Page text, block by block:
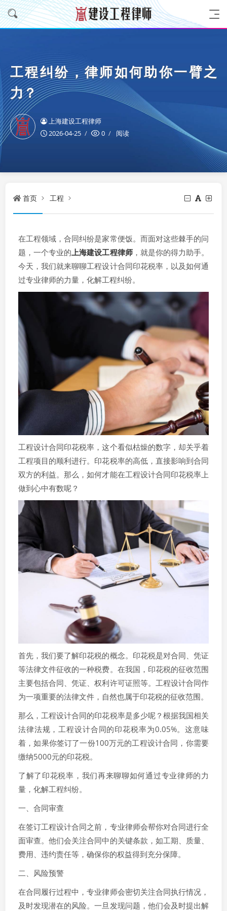
工程纠纷，律师如何助你一臂之
力？
上海建设工程律师
2026-04-25
0 阅读
首页 工程
在工程领域，合同纠纷是家常便饭。而面对这些棘手的问
题，一个专业的上海建设工程律师，就是你的得力助手。
今天，我们就来聊聊工程设计合同印花税率，以及如何通
过专业律师的力量，化解工程纠纷。
工程设计合同印花税率，这个看似枯燥的数字，却关乎着
工程项目的顺利进行。印花税率的高低，直接影响到合同
双方的利益。那么，如何才能在工程设计合同印花税率上
做到心中有数呢？
首先，我们要了解印花税的概念。印花税是对合同、凭证
等法律文件征收的一种税费。在我国，印花税的征收范围
主要包括合同、凭证、权利许可证照等。工程设计合同作
为一项重要的法律文件，自然也属于印花税的征收范围。
那么，工程设计合同的印花税率是多少呢？根据我国相关
法律法规，工程设计合同的印花税率为0.05%。这意味
着，如果你签订了一份100万元的工程设计合同，你需要
缴纳5000元的印花税。
了解了印花税率，我们再来聊聊如何通过专业律师的力
量，化解工程纠纷。
一、合同审查
在签订工程设计合同之前，专业律师会帮你对合同进行全
面审查。他们会关注合同中的关键条款，如工期、质量、
费用、违约责任等，确保你的权益得到充分保障。
二、风险预警
在合同履行过程中，专业律师会密切关注合同执行情况，
及时发现潜在的风险。一旦发现问题，他们会及时提出解